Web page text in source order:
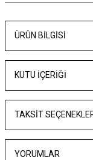
ÜRÜN BILGISI
KUTU İÇERİĞİ
TAKSIT
YORUMLAR